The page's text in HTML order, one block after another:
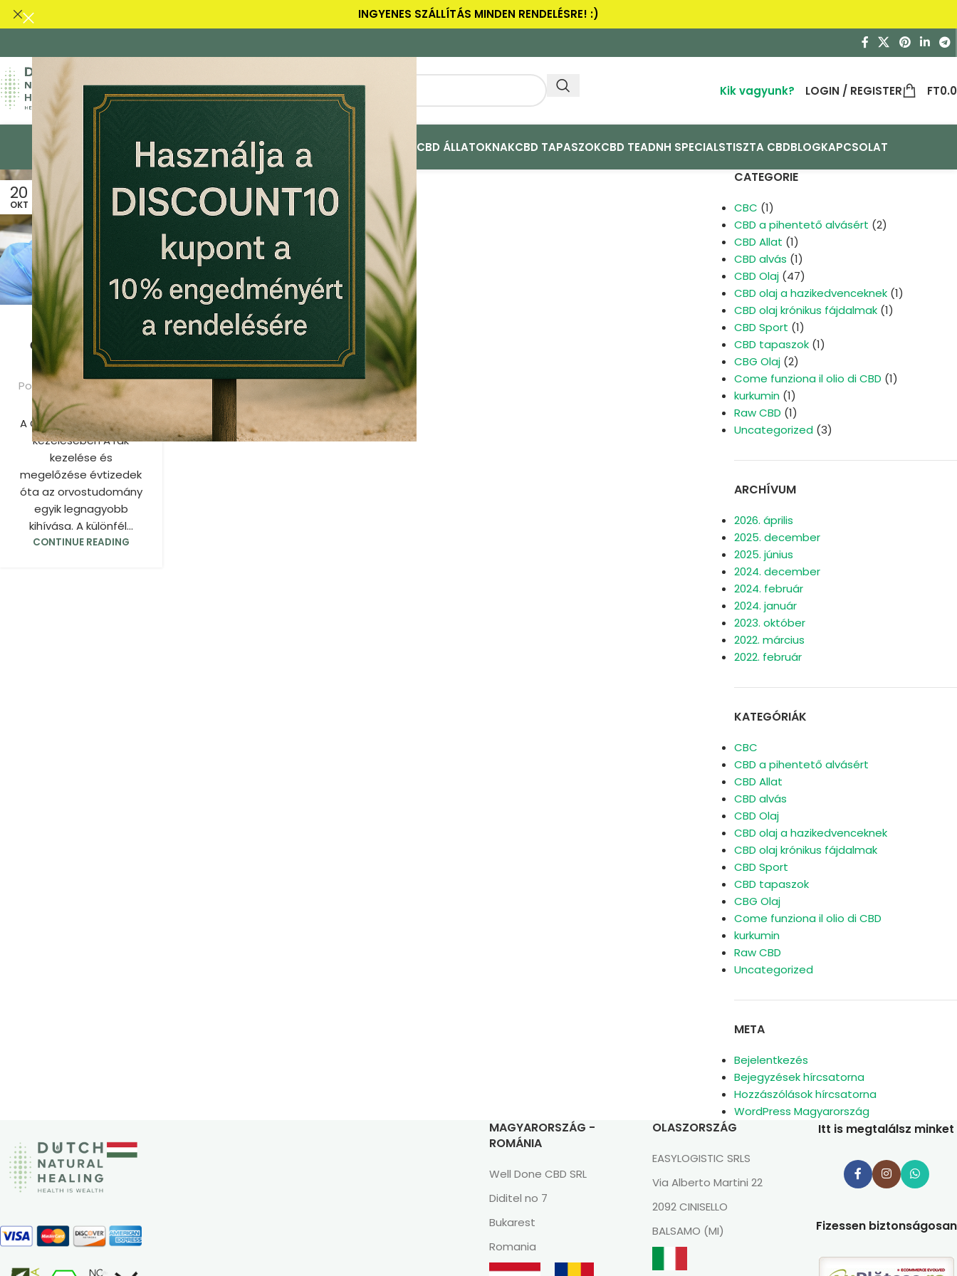
INGYENES SZÁLLÍTÁS MINDEN RENDELÉSRE! :)
Kik vagyunk? LOGIN / REGISTER FT
KEZDŐLAP CBD OLAJCBG OLAJCBD KAPSZULAKCBD ACTIVE+ CBD ÁLLATOKNAKCBD TAPASZOKCBD TEADNH SPECIALSTISZTA CBDBLOGKAPCSOLAT
20
OKT
CBD OLAJ
A CBD olaj
előnyei a rák
kezelésében
Posted by CBD olaj
A CBD olaj előnyei a rák
kezelésében A rák
kezelése és
megelőzése évtizedek
óta az orvostudomány
egyik legnagyobb
kihívása. A különfél...
CONTINUE READING
CATEGORIE
CBC (1)
CBD a pihentető alvásért (2)
CBD Allat (1)
CBD alvás (1)
CBD Olaj(47)
CBD olaj a hazikedvenceknek(1)
CBD olaj krónikus fájdalmak(1)
CBD Sport (1)
CBD tapaszok(1)
CBG Olaj(2)
Come funziona il olio di CBD (1)
kurkumin(1)
Raw CBD (1)
Uncategorized(3)
ARCHÍVUM
2026. április
2025. december
2025. június
2024. december
2024. február
2024. január
2023. október
2022. március
2022. február
KATEGÓRIÁK
CBC
CBD a pihentető alvásért
CBD Allat
CBD alvás
CBD Olaj
CBD olaj a hazikedvenceknek
CBD olaj krónikus fájdalmak
CBD Sport
CBD tapaszok
CBG Olaj
Come funziona il olio di CBD
kurkumin
Raw CBD
Uncategorized
META
Bejelentkezés
Bejegyzések hírcsatorna
Hozzászólások hírcsatorna
WordPress Magyarország
MAGYARORSZÁG -
ROMÁNIA
Well Done CBD SRL
Diditel no 7
Bukarest
Romania
OLASZORSZÁG
EASYLOGISTIC SRLS
Via Alberto Martini 22
2092 CINISELLO
BALSAMO (MI)
Itt is megtalálsz minket
Fizessen biztonságosan